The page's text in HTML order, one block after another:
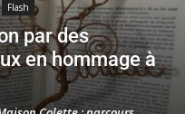
Flash
par des
en hommage à